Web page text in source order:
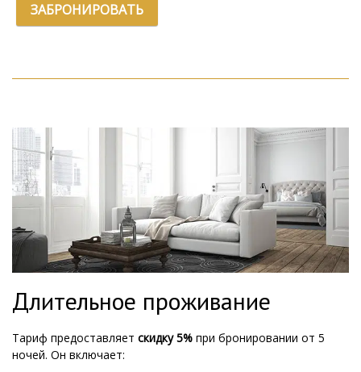
ЗАБРОНИРОВАТЬ
Длительное проживание
Тариф предоставляет скидку 5% при бронировании от 5
ночей. Он включает: